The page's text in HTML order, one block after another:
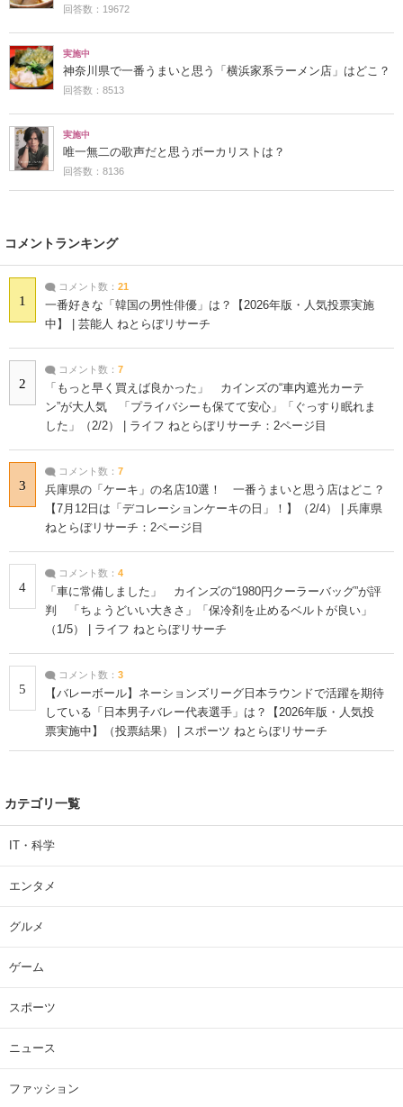
回答数：19672
実施中
神奈川県で一番うまいと思う「横浜家系ラーメン店」はどこ？
回答数：8513
実施中
唯一無二の歌声だと思うボーカリストは？
回答数：8136
コメントランキング
1
コメント数： 21
一番好きな「韓国の男性俳優」は？【2026年版・人気投票実施
中】 | 芸能人 ねとらぼリサーチ
2
コメント数： 7
「もっと早く買えば良かった」 カインズの“車内遮光カーテ
ン”が大人気 「プライバシーも保てて安心」「ぐっすり眠れま
した」（2/2） | ライフ ねとらぼリサーチ：2ページ目
3
コメント数： 7
兵庫県の「ケーキ」の名店10選！ 一番うまいと思う店はどこ？
【7月12日は「デコレーションケーキの日」！】（2/4） | 兵庫県
ねとらぼリサーチ：2ページ目
4
コメント数： 4
「車に常備しました」 カインズの“1980円クーラーバッグ”が評
判 「ちょうどいい大きさ」「保冷剤を止めるベルトが良い」
（1/5） | ライフ ねとらぼリサーチ
5
コメント数： 3
【バレーボール】ネーションズリーグ日本ラウンドで活躍を期待
している「日本男子バレー代表選手」は？【2026年版・人気投
票実施中】（投票結果） | スポーツ ねとらぼリサーチ
カテゴリ一覧
IT・科学
エンタメ
グルメ
ゲーム
スポーツ
ニュース
ファッション